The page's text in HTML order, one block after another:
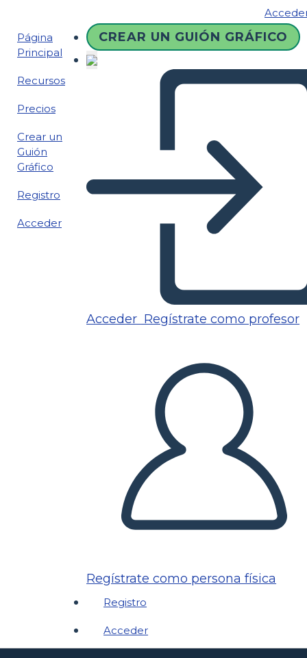
Página
Principal
Recursos
Precios
Crear un
Guión
Gráfico
Registro
Acceder
CREAR UN GUIÓN GRÁFICO
Acceder Regístrate como profesor
Regístrate como persona física
Registro
Acceder